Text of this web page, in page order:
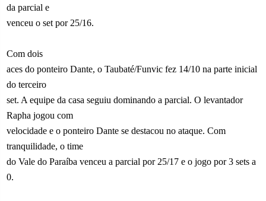
da parcial e
venceu o set por 25/16.
Com dois
aces do ponteiro Dante, o Taubaté/Funvic fez 14/10 na parte inicial
do terceiro
set. A equipe da casa seguiu dominando a parcial. O levantador
Rapha jogou com
velocidade e o ponteiro Dante se destacou no ataque. Com
tranquilidade, o time
do Vale do Paraíba venceu a parcial por 25/17 e o jogo por 3 sets a
0.